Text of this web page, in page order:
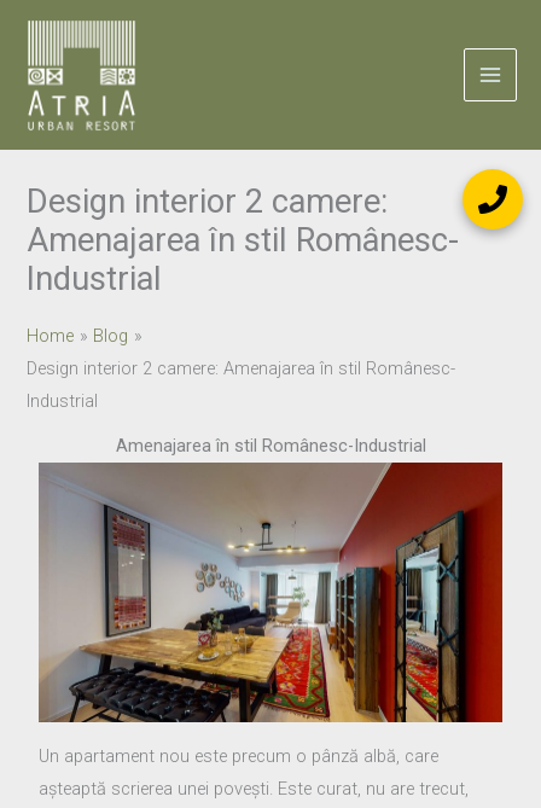
content
Design interior 2 camere:
Amenajarea în stil Românesc-
Industrial
Home
Blog
Design interior 2 camere: Amenajarea în stil Românesc-
Industrial
Amenajarea în stil Românesc-Industrial
Un apartament nou este precum o pânză albă, care
așteaptă scrierea unei povești. Este curat, nu are trecut,